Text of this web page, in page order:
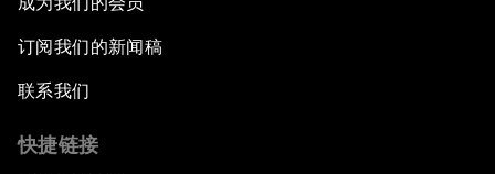
订阅我们的新闻稿
联系我们
快捷链接